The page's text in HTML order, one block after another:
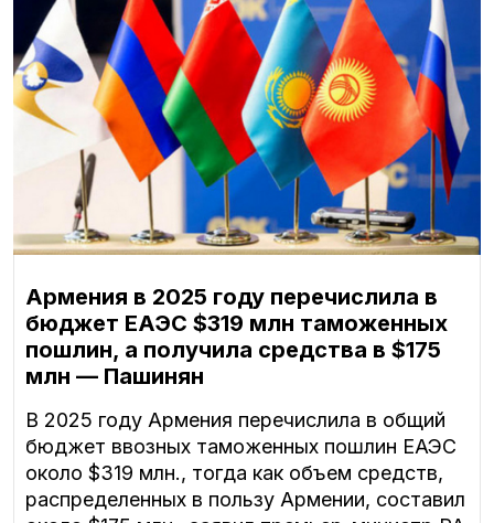
Армения в 2025 году перечислила в
бюджет ЕАЭС $319 млн таможенных
пошлин, а получила средства в $175
млн — Пашинян
В 2025 году Армения перечислила в общий
бюджет ввозных таможенных пошлин ЕАЭС
около $319 млн., тогда как объем средств,
распределенных в пользу Армении, составил